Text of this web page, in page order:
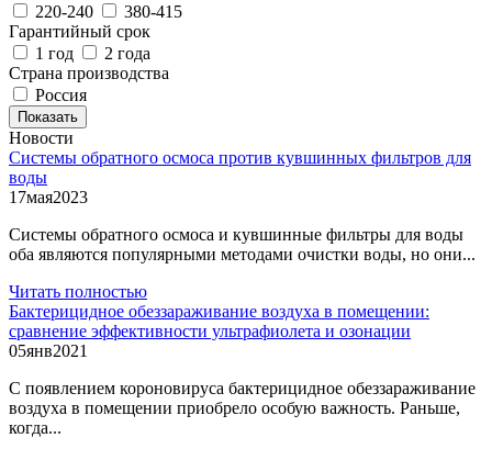
220-240
380-415
Гарантийный срок
1 год
2 года
Страна производства
Россия
Показать
Новости
Системы обратного осмоса против кувшинных фильтров для
воды
17мая2023
Системы обратного осмоса и кувшинные фильтры для воды
оба являются популярными методами очистки воды, но они...
Читать полностью
Бактерицидное обеззараживание воздуха в помещении:
сравнение эффективности ультрафиолета и озонации
05янв2021
С появлением короновируса бактерицидное обеззараживание
воздуха в помещении приобрело особую важность. Раньше,
когда...